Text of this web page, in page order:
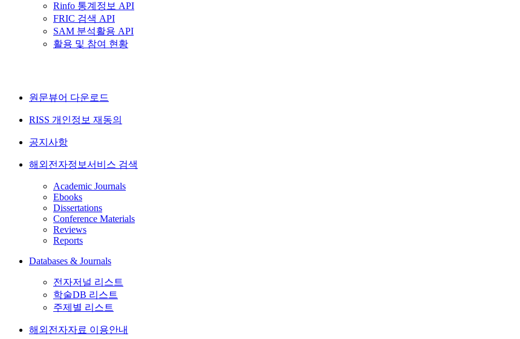
Rinfo 통계정보 API
FRIC 검색 API
SAM 분석활용 API
활용 및 참여 현황
원문뷰어 다운로드
RISS 개인정보 재동의
공지사항
해외전자정보서비스 검색
Academic Journals
Ebooks
Dissertations
Conference Materials
Reviews
Reports
Databases & Journals
전자저널 리스트
학술DB 리스트
주제별 리스트
해외전자자료 이용안내